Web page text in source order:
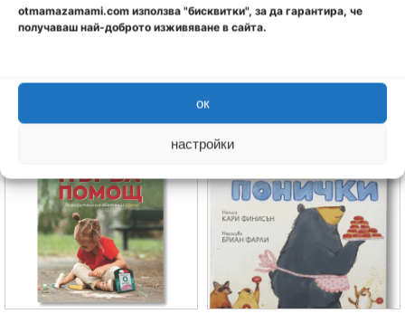
otmamazamami.com използва "бисквитки", за да гарантира, че
получаваш най-доброто изживяване в сайта.
ок
настройки
Свързани продукти